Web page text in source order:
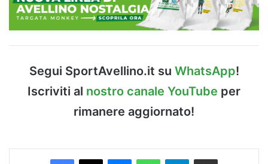
Segui SportAvellino.it su WhatsApp!
Iscriviti al nostro canale YouTube per
rimanere aggiornato!
Facebook
X MessengerWhatsAppTelegramCondividi via Email